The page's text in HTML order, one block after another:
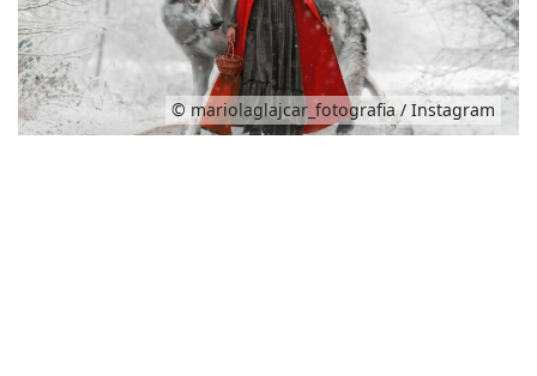
© mariolaglajcar_fotografia / Instagram